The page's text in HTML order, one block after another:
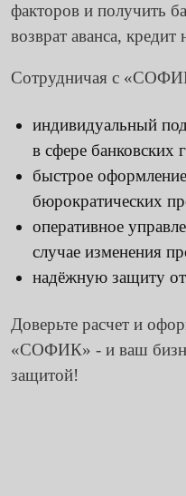
факторов и получить
возврат аванса, кредит
Сотрудничая с
индивидуальный
в сфере банковских
быстрое
бюрократических
оперативное
случае изменения
надёжную защиту
Доверьте расчет и
«СОФИК» - и ваш
защитой!